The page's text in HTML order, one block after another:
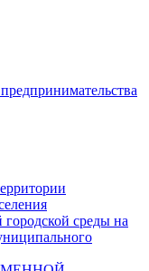
среды на